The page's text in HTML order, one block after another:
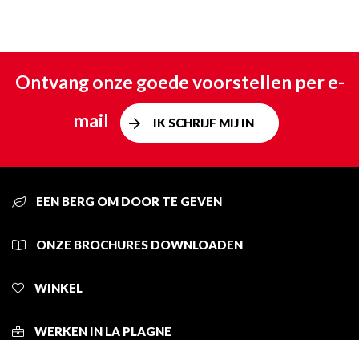
Ontvang onze goede voorstellen per e-
mail
IK SCHRIJF MIJ IN
EEN BERG OM DOOR TE GEVEN
ONZE BROCHURES DOWNLOADEN
WINKEL
WERKEN IN LA PLAGNE